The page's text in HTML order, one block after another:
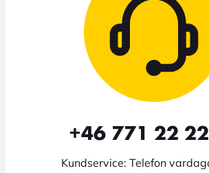
+46 771 22
Kundservice: Telefon